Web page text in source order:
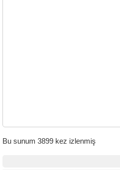
Bu sunum 3899 kez izlenmiş